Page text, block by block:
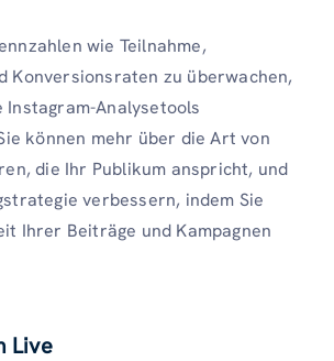
wie Teilnahme,
Konversionsraten zu überwachen,
Instagram-Analysetools
können mehr über die Art von
die Ihr Publikum anspricht, und
verbessern, indem Sie
Ihrer Beiträge und Kampagnen
Live